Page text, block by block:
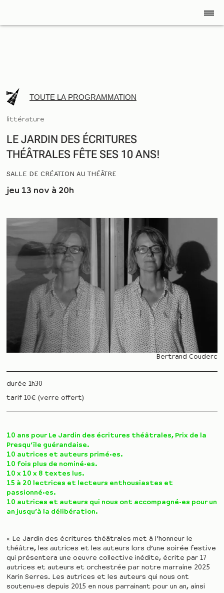
TOUTE LA PROGRAMMATION
littérature
LE JARDIN DES ÉCRITURES
THÉÂTRALES FÊTE SES 10 ANS!
SALLE DE CRÉATION AU THÉÂTRE
jeu 13 nov à 20h
Bertrand Couderc
durée 1h30
tarif 10€ (verre offert)
10 ans pour Le Jardin des écritures théâtrales, Prix de la
Presqu’île guérandaise.
10 autrices et auteurs primé·es.
10 fois plus de nominé·es.
10 x 10 x 8 textes lus.
15 à 20 lectrices et lecteurs enthousiastes et
passionné·es.
10 autrices et auteurs qui nous ont accompagné·es pour un
an jusqu’à la délibération.
« Le Jardin des écritures théâtrales met à l’honneur le
théâtre, les autrices et les auteurs lors d’une soirée festive
qui présentera une oeuvre collective inédite, écrite par 17
autrices et auteurs et orchestrée par notre marraine 2025
Karin Serres. Les autrices et les auteurs qui nous ont
soutenu·es depuis 2015 en nous parrainant pour un an, ainsi